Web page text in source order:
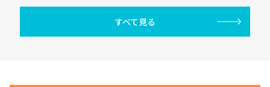
すべて見る